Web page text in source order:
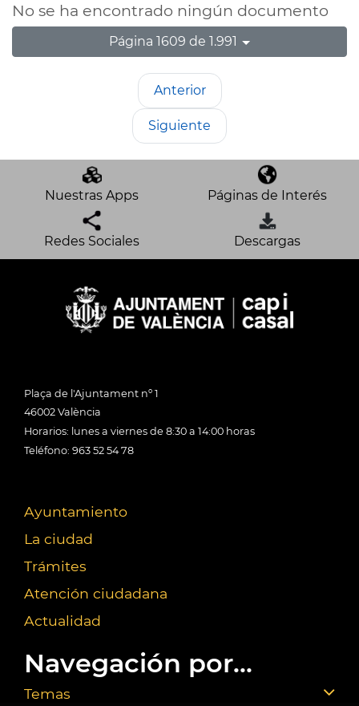
No se ha encontrado ningún documento
Página 1609 de 1.991
Anterior
Siguiente
Nuestras Apps Páginas de Interés
Redes Sociales Descargas
Plaça de l'Ajuntament nº 1
46002 València
Horarios: lunes a viernes de 8:30 a 14:00 horas
Teléfono: 963 52 54 78
Ayuntamiento
La ciudad
Trámites
Atención ciudadana
Actualidad
Navegación por...
Temas